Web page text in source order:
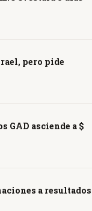
pero pide
GAD asciende a $
a resultados